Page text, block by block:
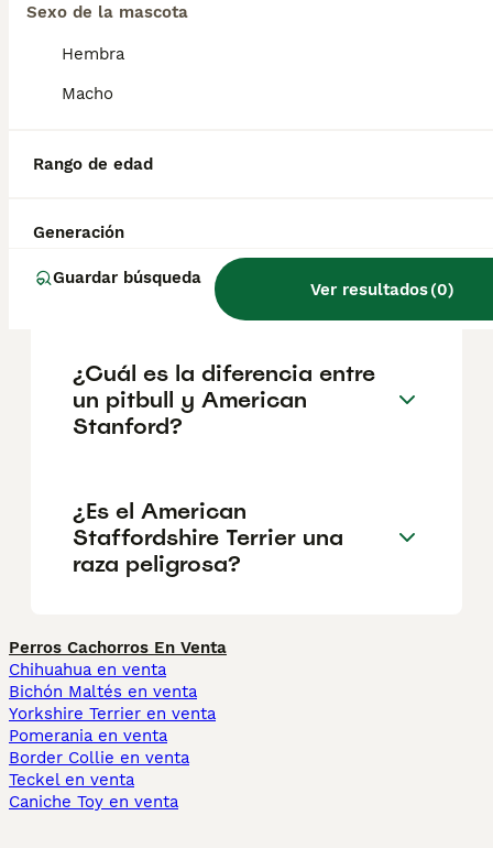
Sexo de la mascota
Hembra
Macho
Rango de edad
Generación
Guardar búsqueda
Ver resultados(0)
aproximadamente 481€, aunque los precios
pedigrí, la reputación del criador y la
¿Es agresivo el American
Stanford?
¿Cómo es el carácter de un
perro Stanford?
¿Cuál es la diferencia entre
un pitbull y American
Stanford?
¿Es el American
Staffordshire Terrier una
raza peligrosa?
Perros Cachorros En Venta
Chihuahua en venta
Bichón Maltés en venta
Yorkshire Terrier en venta
Pomerania en venta
Border Collie en venta
Teckel en venta
Caniche Toy en venta